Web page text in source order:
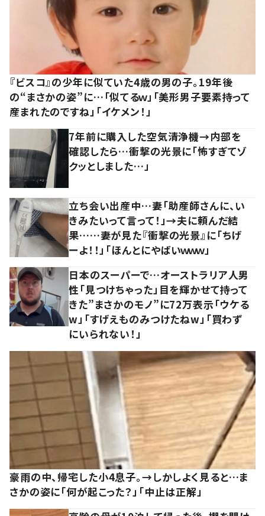
『ビスコ』の少年に似ていた4歳の男の子。19年後
の“まさかの姿”に…「似てるｗ」「美形男子要素持って
産まれたのですね」「イケメン！」
7年前に購入した空気清浄機→内部を
確認したら…衝撃の光景に「怖すぎてゾ
クッとしました…」
立ち会い出産中…妻「助産師さんに、い
きみたいって言って！」→夫に頼んだ結
果……妻が見た『衝撃の光景』に「ちげ
ーよ！！」「ほんとにやばいｗｗｗ」
日本のスーパーで…オーストラリア人男
性「見つけちゃった」目を輝かせて持って
きた”まさかのモノ”に72万表示「ウケる
w」「すげえものみつけたねw」「買わず
にいられない！」
豪雨の中、帰宅した小4息子。→しかしよく見ると…ま
さかの姿に「何が起こった？」「中止は正解」